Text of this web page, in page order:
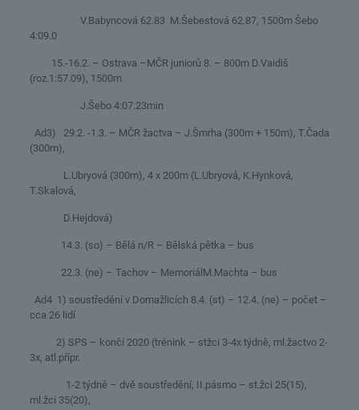
V.Babyncová 62.83 M.Šebestová 62.87, 1500m Šebo
4:09.0
15.-16.2. – Ostrava –MČR juniorů 8. – 800m D.Vaidiš
(roz.1:57.09), 1500m
J.Šebo 4:07.23min
Ad3) 29.2. -1.3. – MČR žactva – J.Šmrha (300m + 150m), T.Čada
(300m),
L.Ubryová (300m), 4 x 200m (L.Ubryová, K.Hynková,
T.Skalová,
D.Hejdová)
14.3. (so) – Bělá n/R – Bělská pětka – bus
22.3. (ne) – Tachov – MemoriálM.Machta – bus
Ad4 1) soustředění v Domažlicích 8.4. (st) – 12.4. (ne) – počet –
cca 26 lidí
2) SPS – končí 2020 (trénink – stžci 3-4x týdně, ml.žactvo 2-
3x, atl.přípr.
1-2 týdně – dvě soustředění, II.pásmo – st.žci 25(15),
ml.žci 35(20),